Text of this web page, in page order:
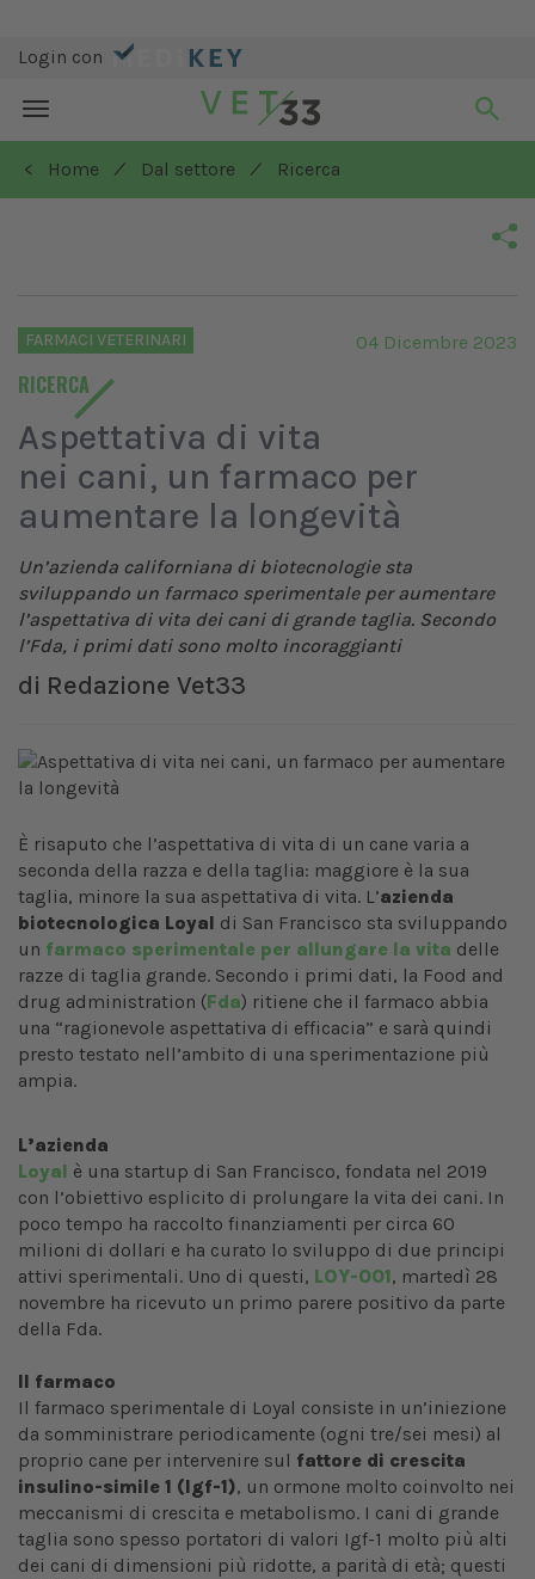
Login con
Toggle
navigation
< Home
/ Dal settore / Ricerca
FARMACI VETERINARI
RICERCA
04 Dicembre 2023
Aspettativa di vita
nei cani, un farmaco per
aumentare la longevità
Un’azienda californiana di biotecnologie sta
sviluppando un farmaco sperimentale per aumentare
l’aspettativa di vita dei cani di grande taglia. Secondo
l’Fda, i primi dati sono molto incoraggianti
di Redazione Vet33
È risaputo che l’aspettativa di vita di un cane varia a
seconda della razza e della taglia: maggiore è la sua
taglia, minore la sua aspettativa di vita. L’azienda
biotecnologica Loyal di San Francisco sta sviluppando
un farmaco sperimentale per allungare la vita delle
razze di taglia grande. Secondo i primi dati, la Food and
drug administration (Fda) ritiene che il farmaco abbia
una “ragionevole aspettativa di efficacia” e sarà quindi
presto testato nell’ambito di una sperimentazione più
ampia.
L’azienda
Loyal è una startup di San Francisco, fondata nel 2019
con l’obiettivo esplicito di prolungare la vita dei cani. In
poco tempo ha raccolto finanziamenti per circa 60
milioni di dollari e ha curato lo sviluppo di due principi
attivi sperimentali. Uno di questi, LOY-001, martedì 28
novembre ha ricevuto un primo parere positivo da parte
della Fda.
Il farmaco
Il farmaco sperimentale di Loyal consiste in un’iniezione
da somministrare periodicamente (ogni tre/sei mesi) al
proprio cane per intervenire sul fattore di crescita
insulino-simile 1 (Igf-1), un ormone molto coinvolto nei
meccanismi di crescita e metabolismo. I cani di grande
taglia sono spesso portatori di valori Igf-1 molto più alti
dei cani di dimensioni più ridotte, a parità di età; questi